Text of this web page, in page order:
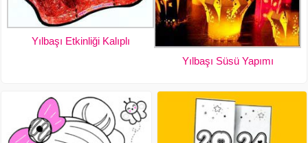
Yılbaşı Etkinliği Kalıplı
Yılbaşı Süsü Yapımı